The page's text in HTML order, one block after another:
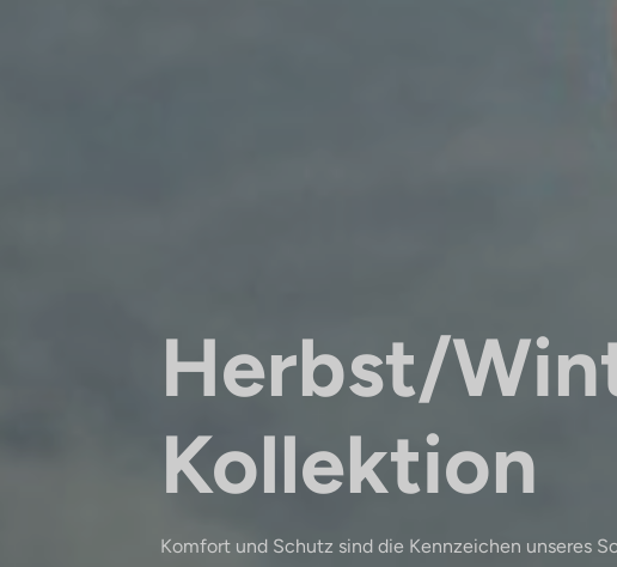
Herbst/
Kollektion
Komfort und Schutz sind die Kennzeichen unseres